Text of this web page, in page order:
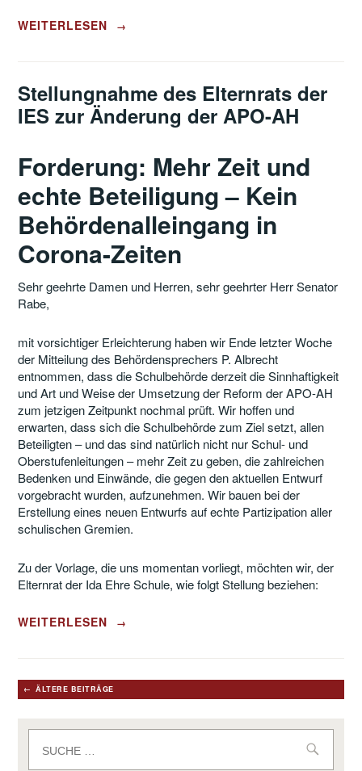
„2.
AM
19.08.2021“
WEITERLESEN →
Stellungnahme des Elternrats der
IES zur Änderung der APO-AH
Forderung: Mehr Zeit und
echte Beteiligung – Kein
Behördenalleingang in
Corona-Zeiten
Sehr geehrte Damen und Herren, sehr geehrter Herr Senator
Rabe,
mit vorsichtiger Erleichterung haben wir Ende letzter Woche
der Mitteilung des Behördensprechers P. Albrecht
entnommen, dass die Schulbehörde derzeit die Sinnhaftigkeit
und Art und Weise der Umsetzung der Reform der APO-AH
zum jetzigen Zeitpunkt nochmal prüft. Wir hoffen und
erwarten, dass sich die Schulbehörde zum Ziel setzt, allen
Beteiligten – und das sind natürlich nicht nur Schul- und
Oberstufenleitungen – mehr Zeit zu geben, die zahlreichen
Bedenken und Einwände, die gegen den aktuellen Entwurf
vorgebracht wurden, aufzunehmen. Wir bauen bei der
Erstellung eines neuen Entwurfs auf echte Partizipation aller
schulischen Gremien.
Zu der Vorlage, die uns momentan vorliegt, möchten wir, der
Elternrat der Ida Ehre Schule, wie folgt Stellung beziehen:
„STELLUNGNAHME
IES
ZUR
DER
APO-
WEITERLESEN →
Beitragsnavigation
ÄLTERE BEITRÄGE
Suche
nach: